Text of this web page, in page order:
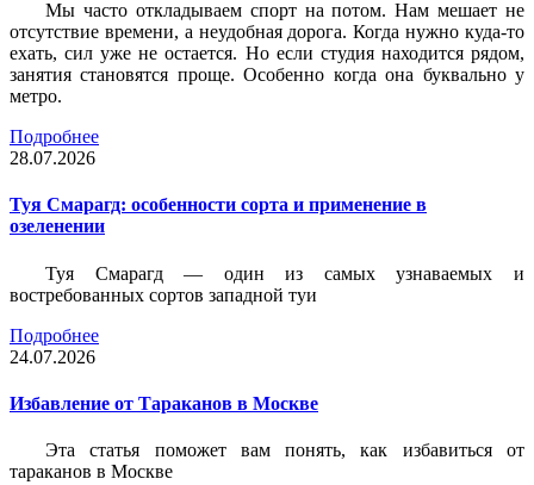
Мы часто откладываем спорт на потом. Нам мешает не
отсутствие времени, а неудобная дорога. Когда нужно куда-то
ехать, сил уже не остается. Но если студия находится рядом,
занятия становятся проще. Особенно когда она буквально у
метро.
Подробнее
28.07.2026
Туя Смарагд: особенности сорта и применение в
озеленении
Туя Смарагд — один из самых узнаваемых и
востребованных сортов западной туи
Подробнее
24.07.2026
Избавление от Тараканов в Москве
Эта статья поможет вам понять, как избавиться от
тараканов в Москве